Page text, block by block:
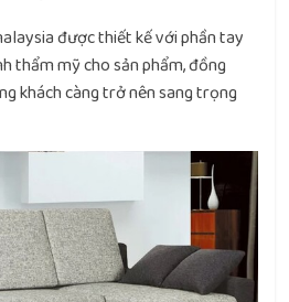
được thiết kế với phần tay
thẩm mỹ cho sản phẩm, đồng
khách càng trở nên sang trọng